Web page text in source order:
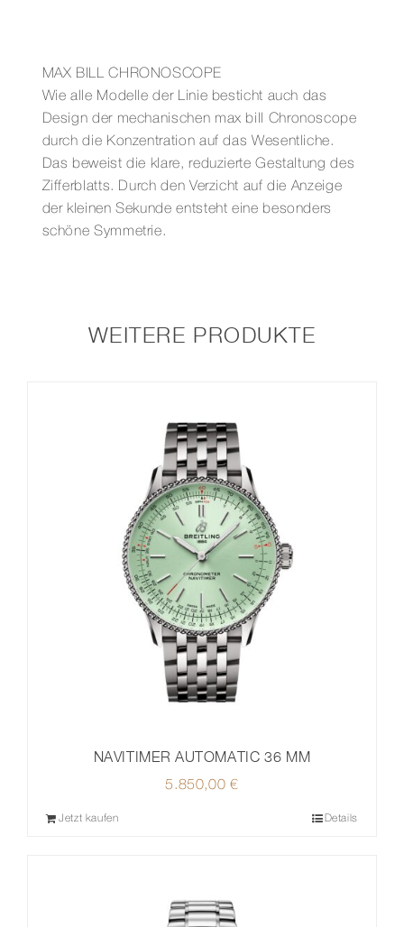
MAX BILL CHRONOSCOPE
Wie alle Modelle der Linie besticht auch das
Design der mechanischen max bill Chronoscope
durch die Konzentration auf das Wesentliche.
Das beweist die klare, reduzierte Gestaltung des
Zifferblatts. Durch den Verzicht auf die Anzeige
der kleinen Sekunde entsteht eine besonders
schöne Symmetrie.
WEITERE PRODUKTE
NAVITIMER AUTOMATIC 36 MM
5.850,00€
Jetzt kaufen Details